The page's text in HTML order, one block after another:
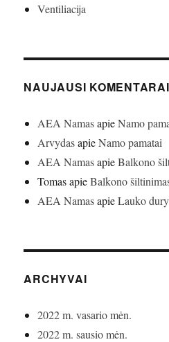
Ventiliacija
NAUJAUSI KOMENTARAI
AEA NamasapieNamo
ArvydasapieNamo pamatai
AEA NamasapieBalkono
TomasapieBalkono
AEA NamasapieLauko
ARCHYVAI
2022 m. vasario mėn.
2022 m. sausio mėn.